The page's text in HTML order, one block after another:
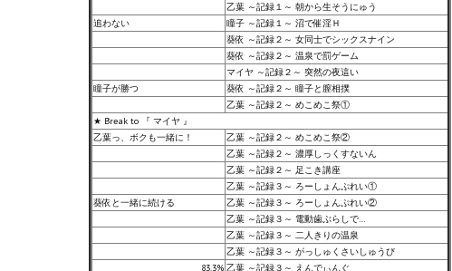
乙葉 ～記録１～ 朝から生そうにゅう
追わない
瞳子 ～記録１～ 沼で催淫Ｈ
葵依 ～記録２～ 女同士でシックスナイン
葵依 ～記録２～ 温泉で罰ゲーム
マイヤ ～記録２～ 突然の夜這い
瞳子が勝つ
葵依 ～記録２～ 瞳子と膣相撲
乙葉 ～記録２～ めこめこ祭①
★ Break to 『 マイヤ 』
乙葉っ、ボクも一緒に！
乙葉 ～記録２～ めこめこ祭②
乙葉 ～記録２～ 濃厚しっくすないん
乙葉 ～記録２～ 足こき講座
乙葉 ～記録３～ ろーしょんぷれい①
葵依と一緒に続ける
乙葉 ～記録３～ ろーしょんぷれい②
乙葉 ～記録３～ 電動歯ぶらしで…
乙葉 ～記録３～ 二人きりの温泉
乙葉 ～記録３～ がっしゅくさいしゅうび
83.3% 乙葉 ～記録３～ えんでぃんぐ